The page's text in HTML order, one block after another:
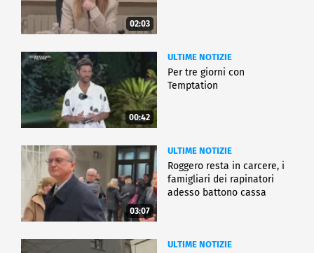
02:03
00:42
ULTIME NOTIZIE
Per tre giorni con
Temptation
03:07
ULTIME NOTIZIE
Roggero resta in carcere, i
famigliari dei rapinatori
adesso battono cassa
ULTIME NOTIZIE